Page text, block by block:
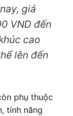
giá
VND đến
cao
lên đến
phụ thuộc
tính năng